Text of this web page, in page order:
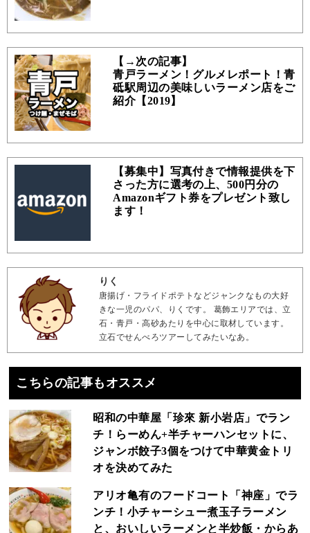
【→次の記事】
青戸ラーメン！グルメレポート！青
砥駅周辺の美味しいラーメン店をご
紹介【2019】
【募集中】写真付きで情報提供を下
さった方に選考の上、500円分の
Amazonギフト券をプレゼント致し
ます！
りく
唐揚げ・フライドポテトなどジャンクなもの大好
きな一児のパパ、りくです。 葛飾エリアでは、立
石・青戸・高砂あたりを中心に取材しています。
立石でせんべろツアーしてみたいなあ。
こちらの記事もオススメ
昭和の中華屋「珍來 新小岩店」でラン
チ！らーめん+半チャーハンセットに、
ジャンボ餃子3個をつけて中華黄金トリ
オを決めてみた
アリオ亀有のフードコート「神座」でラ
ンチ！小チャーシュー煮玉子ラーメン
と、おいしいラーメンと半炒飯・からあ